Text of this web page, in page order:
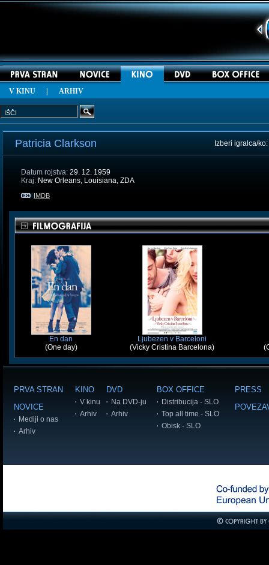
V KINU ARHIV
Patricia Clarkson Izberi igralca/ko:
Datum rojstva: 29. 12. 1959
Kraj: New Orleans, Louisiana, ZDA
IMDB
En dan
(One day)
Ljubezen v Barceloni
(Vicky Cristina Barcelona)
PRVA STRAN
NOVICE
Mediji o nas
Arhiv
KINO
V kinu
Arhiv
DVD
Na DVD-ju
Arhiv
BOX OFFICE
Distribucija - SLO
Top all time - SLO
Obisk - SLO
PRESS